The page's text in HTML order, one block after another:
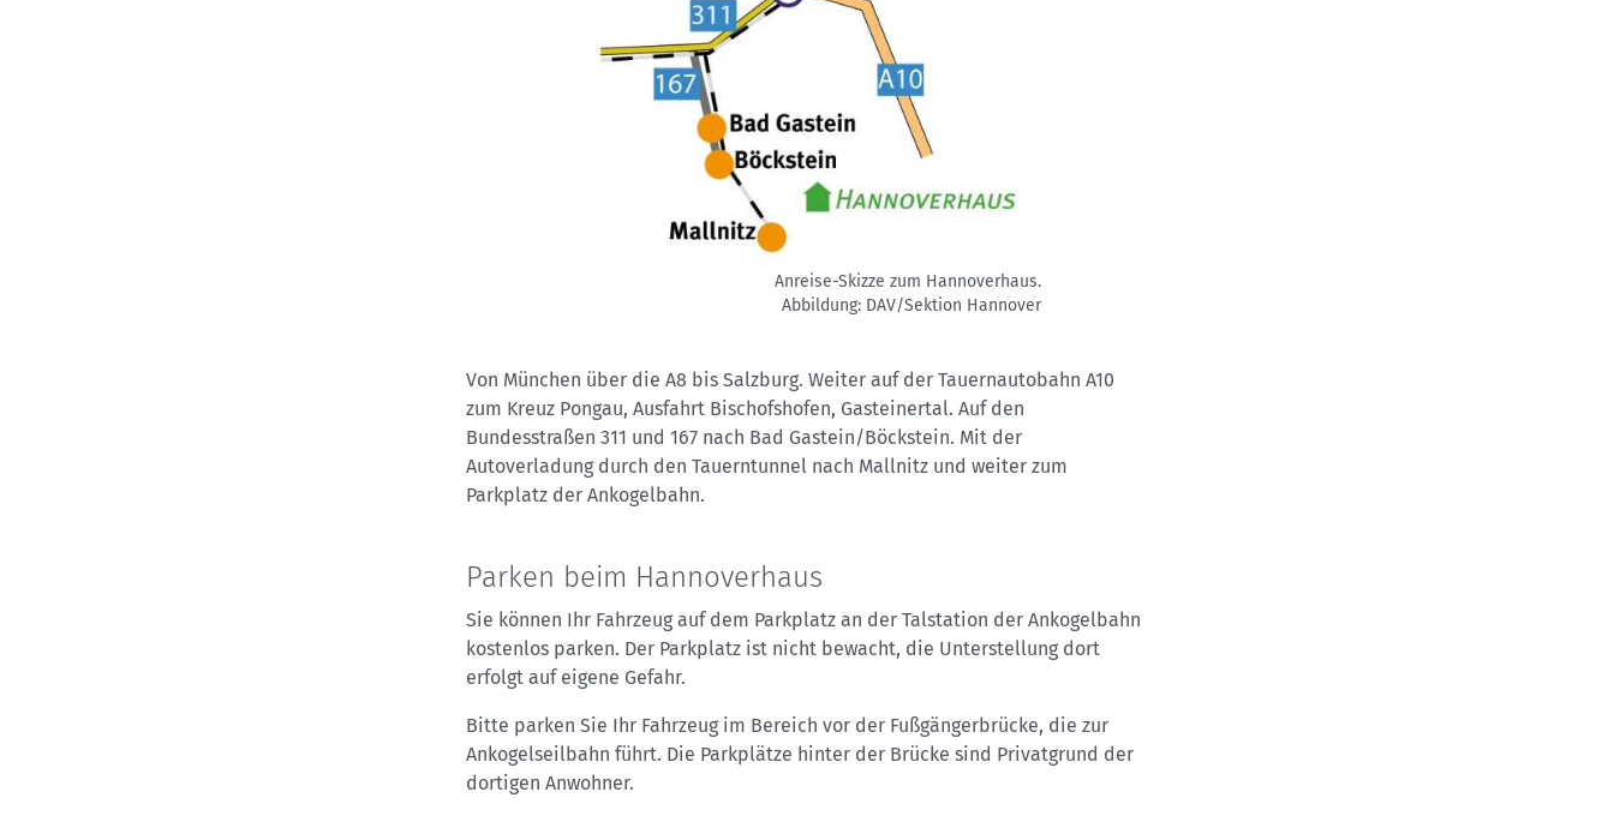
Anreise-Skizze zum Hannoverhaus.
Abbildung: DAV/Sektion Hannover
Von München über die A8 bis Salzburg. Weiter auf der Tauernautobahn A10
zum Kreuz Pongau, Ausfahrt Bischofshofen, Gasteinertal. Auf den
Bundesstraßen 311 und 167 nach Bad Gastein/Böckstein. Mit der
Autoverladung durch den Tauerntunnel nach Mallnitz und weiter zum
Parkplatz der Ankogelbahn.
Parken beim Hannoverhaus
Sie können Ihr Fahrzeug auf dem Parkplatz an der Talstation der Ankogelbahn
kostenlos parken. Der Parkplatz ist nicht bewacht, die Unterstellung dort
erfolgt auf eigene Gefahr.
Bitte parken Sie Ihr Fahrzeug im Bereich vor der Fußgängerbrücke, die zur
Ankogelseilbahn führt. Die Parkplätze hinter der Brücke sind Privatgrund der
dortigen Anwohner.